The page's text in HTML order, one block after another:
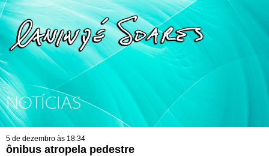
NOTÍCIAS
5 de dezembro às 18:34
ônibus atropela pedestre